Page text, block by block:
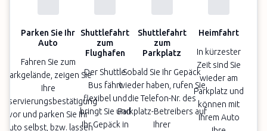
Parken Sie Ihr
Auto
Fahren Sie zum
Parkgelände, zeigen Sie
Ihre
vor und parken Sie Ihr
Auto selbst, bzw. lassen
Shuttlefahrt
zum
Flughafen
Der Shuttle
Bus fährt
flexibel und
bringt Sie und
Ihr Gepäck in
Shuttlefahrt
zum
Parkplatz
Sobald Sie Ihr Gepäck
wieder haben, rufen Sie
die Telefon-Nr. des
Parkplatz-Betreibers auf
Ihrer
Heimfahrt
In kürzester
Zeit sind Sie
wieder am
Parkplatz und
können mit
Ihrem Auto